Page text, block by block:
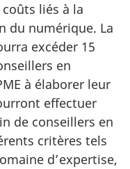
liés à la
du numérique. La
excéder 15
en
à élaborer leur
effectuer
de conseillers en
critères tels
d’expertise,